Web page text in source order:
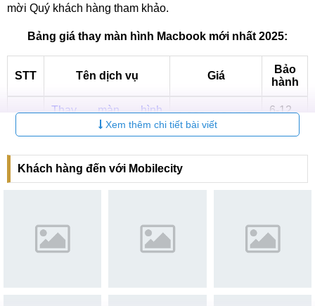
mời Quý khách hàng tham khảo.
Bảng giá thay màn hình Macbook mới nhất 2025:
STT Tên dịch vụ Giá
Bảo
hành
1
Thay màn hình
Macbook Air 2013
1.800.000 VNĐ
6-12
2
Macbook Air 2014
1.800.000 VNĐ
Thay màn hình
1.850.000 VNĐ
6-12
Xem thêm chi tiết bài viết
Khách hàng đến với Mobilecity